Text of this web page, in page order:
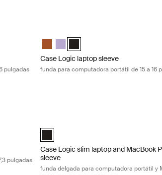
Amber
Lilac (selected)
Negro
pulgadas
Case Logic 15-16" Laptop Sleeve
Case Logic 15-16" Laptop Sleeve
Case Logic 15-16" Laptop
Case Logic laptop sleeve
funda para computadora portátil de 15 a 16
(selected)
pulgadas
Case Logic 12.5" - 13.3" Slim Laptop
Case Logic slim laptop and MacBook
sleeve
funda delgada para computadora portátil y